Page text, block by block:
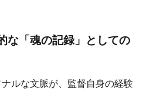
な「魂の記録」としての
ルな文脈が、監督自身の経験